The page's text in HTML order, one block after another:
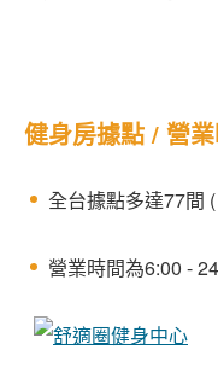
健身房據點 / 營
全台據點多達77間
營業時間為6:00 -